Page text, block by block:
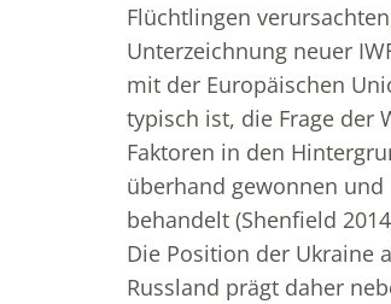
Flüchtlingen
Unterzeichnung neuer
mit der Europäischen
typisch ist, die Frage der
Faktoren in den
überhand gewonnen und
behandelt (Shenfield
Die Position der Ukraine
Russland prägt daher